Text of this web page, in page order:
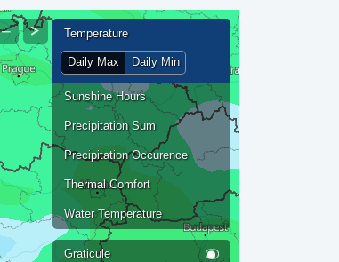
Graticule
Temperature
Daily Max Daily Min
Sunshine Hours
Precipitation Sum
Precipitation Occurence
Thermal Comfort
Water Temperature
−